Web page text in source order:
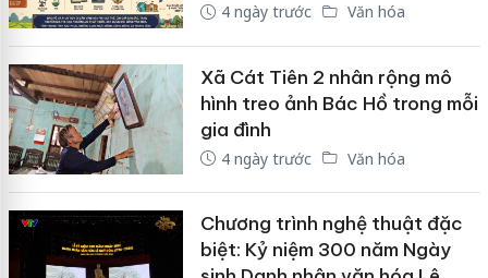
4 ngày trước Văn hóa
Xã Cát Tiên 2 nhân rộng mô
hình treo ảnh Bác Hồ trong mỗi
gia đình
4 ngày trước Văn hóa
Chương trình nghệ thuật đặc
biệt: Kỷ niệm 300 năm Ngày